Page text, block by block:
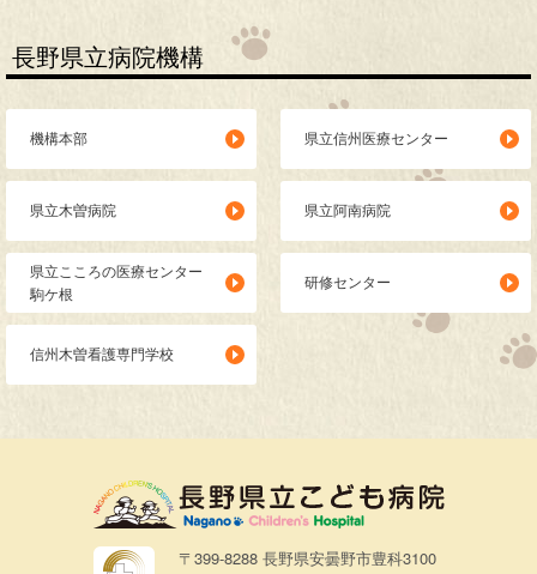
長野県立病院機構
機構本部 県立信州医療センター
県立木曽病院 県立阿南病院
県立こころの医療センター
駒ケ根
研修センター
信州木曽看護専門学校
〒399-8288 長野県安曇野市豊科3100